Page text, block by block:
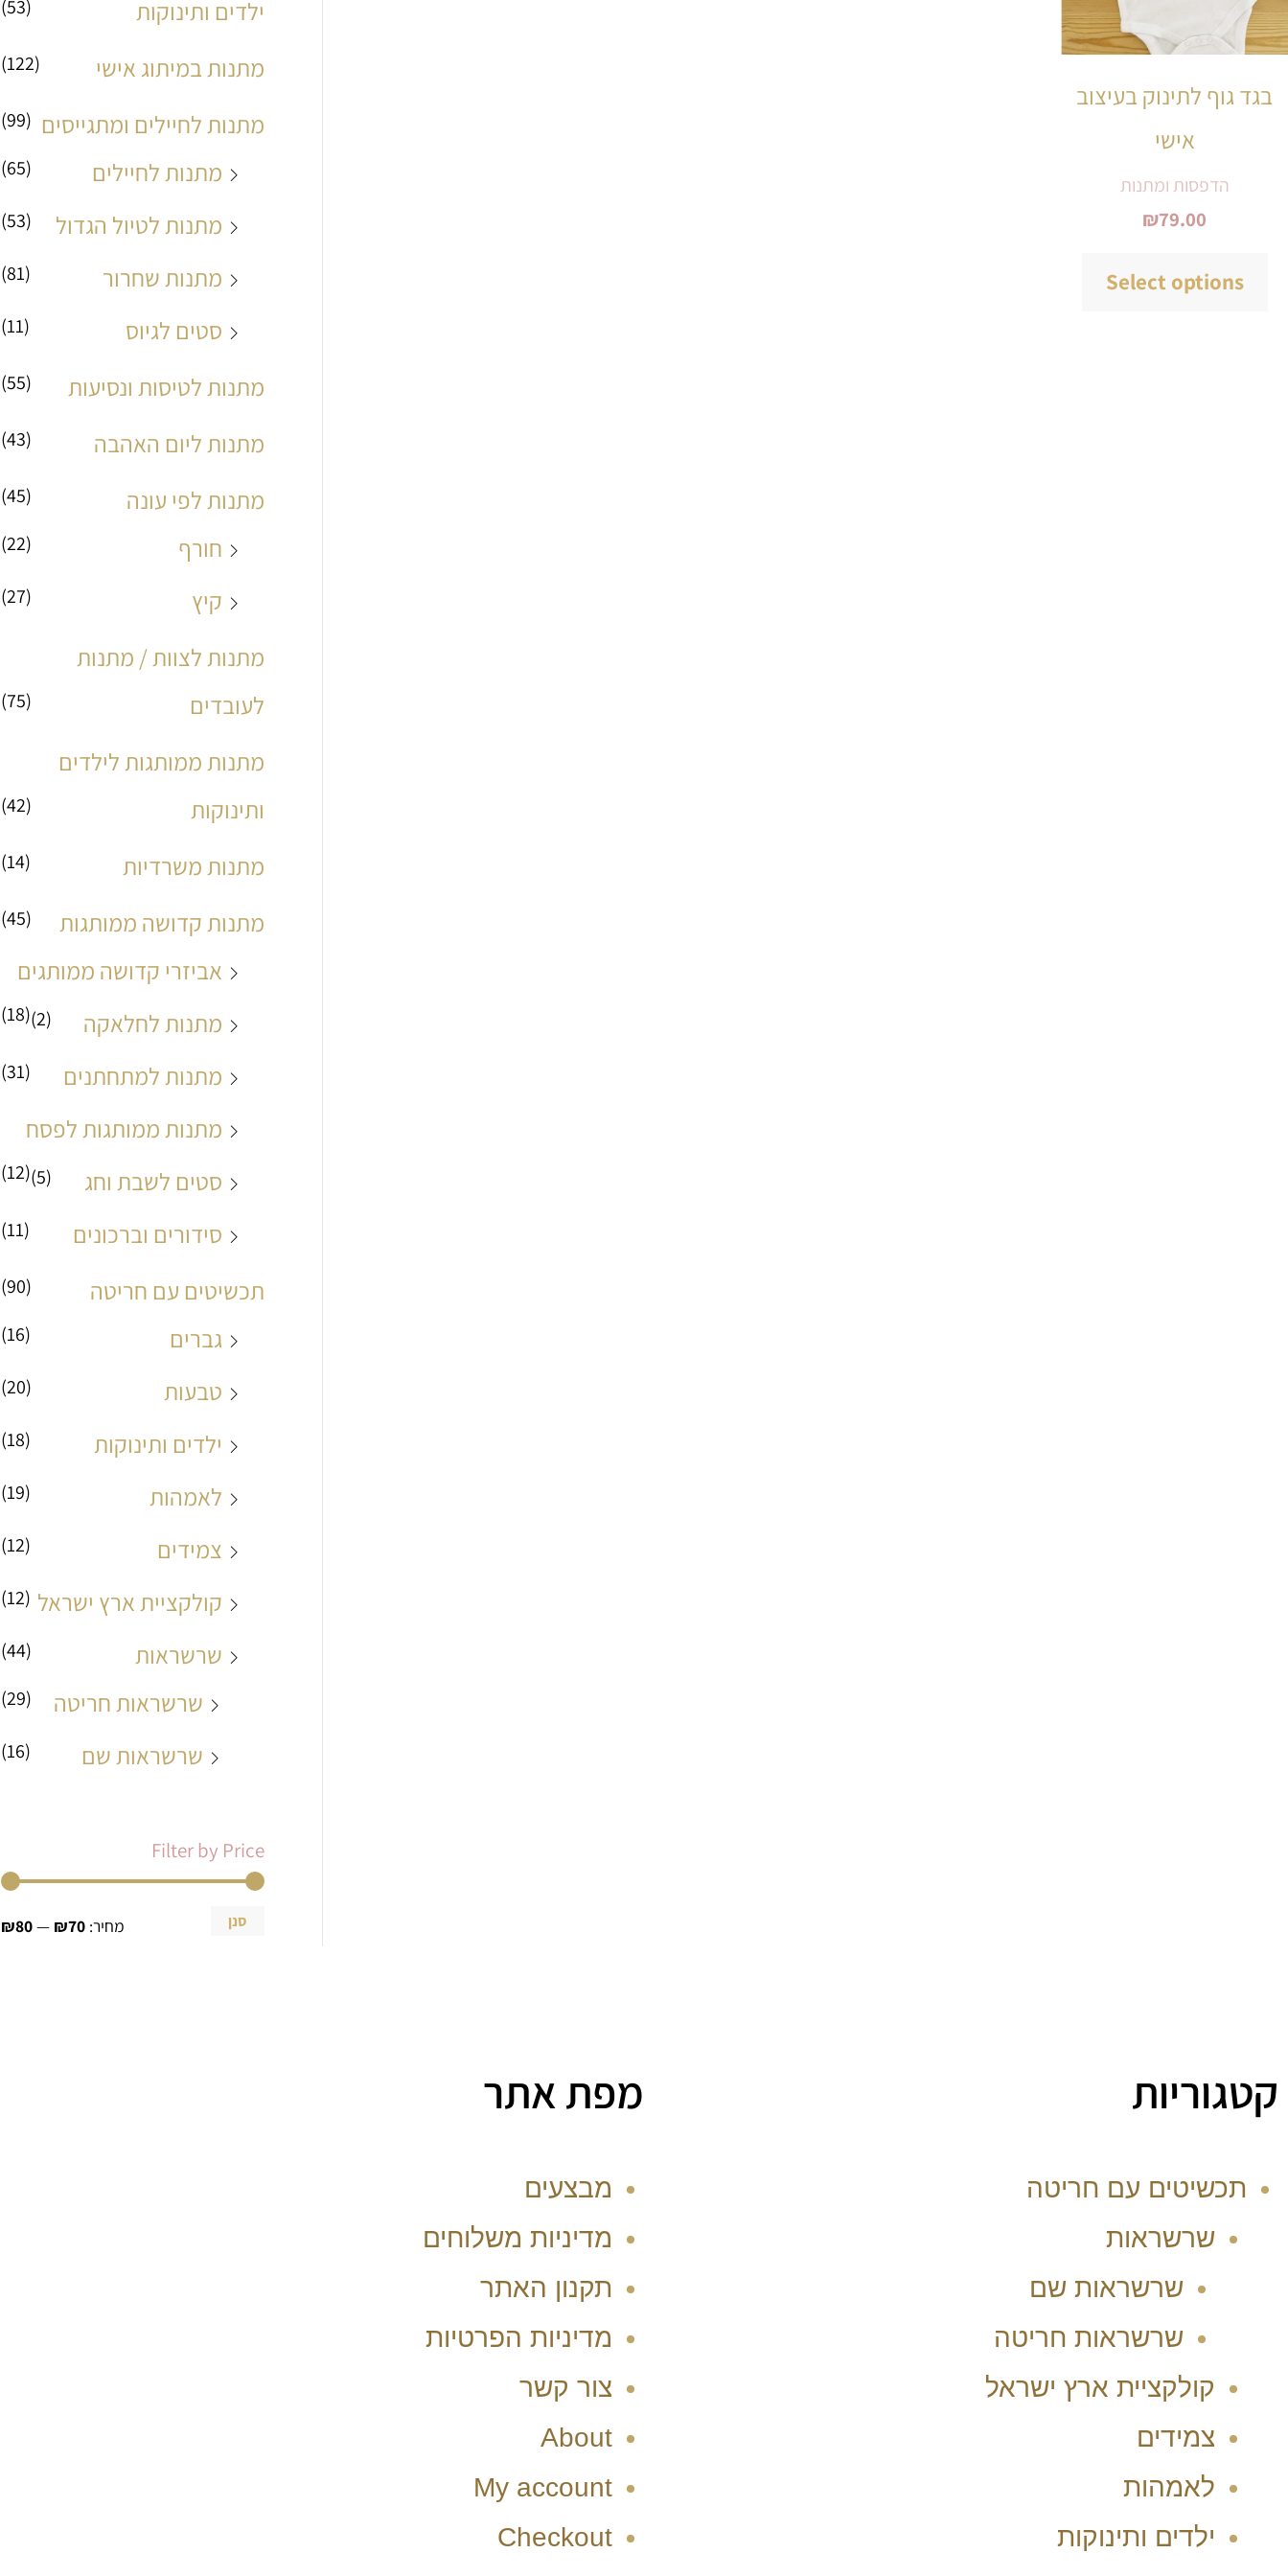
בגד גוף לתינוק בעיצוב
אישי
הדפסות ומתנות
₪79.00
Select options
סוגים.
ניתן
לבחור
ילדים ותינוקות (53)
מתנות במיתוג אישי (122)
מתנות לחיילים ומתגייסים (99)
מתנות לחיילים (65)
מתנות לטיול הגדול (53)
מתנות שחרור (81)
סטים לגיוס (11)
מתנות לטיסות ונסיעות (55)
מתנות ליום האהבה (43)
מתנות לפי עונה (45)
חורף (22)
קיץ (27)
מתנות לצוות / מתנות
לעובדים
(75)
מתנות ממותגות לילדים
ותינוקות
(42)
מתנות משרדיות (14)
מתנות קדושה ממותגות (45)
אביזרי קדושה ממותגים
(18) מתנות לחלאקה (2)
מתנות למתחתנים (31)
מתנות ממותגות לפסח
(12) סטים לשבת וחג (5)
סידורים וברכונים (11)
תכשיטים עם חריטה (90)
גברים (16)
טבעות (20)
ילדים ותינוקות (18)
לאמהות (19)
צמידים (12)
קולקציית ארץ ישראל (12)
שרשראות (44)
שרשראות חריטה (29)
שרשראות שם (16)
Filter by Price
סנן מחיר: ₪70
—
₪80
קטגוריות
תכשיטים עם חריטה
שרשראות
שרשראות שם
שרשראות חריטה
קולקציית ארץ ישראל
צמידים
לאמהות
ילדים ותינוקות
מפת אתר
מבצעים
מדיניות משלוחים
תקנון האתר
מדיניות הפרטיות
צור קשר
About
My account
Checkout